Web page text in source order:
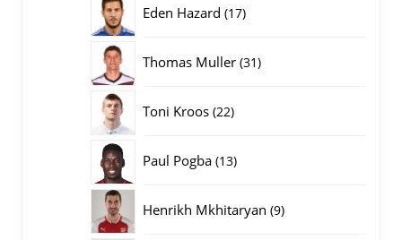
Eden Hazard 1717
Thomas Muller 3131
Toni Kroos 2222
Paul Pogba 1313
Henrikh Mkhitaryan 99